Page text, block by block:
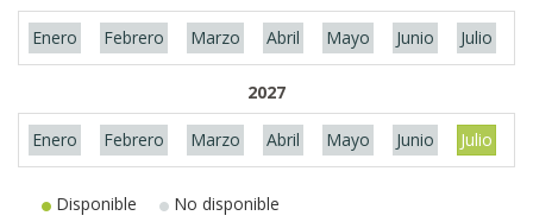
Enero Febrero Marzo Abril Mayo Junio Julio
2027
Enero Febrero Marzo Abril Mayo Junio Julio
Disponible No disponible